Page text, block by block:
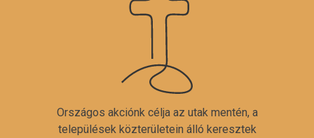
Országos akciónk célja az utak mentén, a
települések közterületein álló keresztek